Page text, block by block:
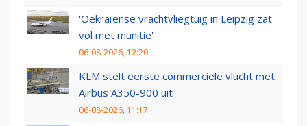
'Oekraïense vrachtvliegtuig in Leipzig zat
vol met munitie'
06-08-2026, 12:20
KLM stelt eerste commerciële vlucht met
Airbus A350-900 uit
06-08-2026, 11:17